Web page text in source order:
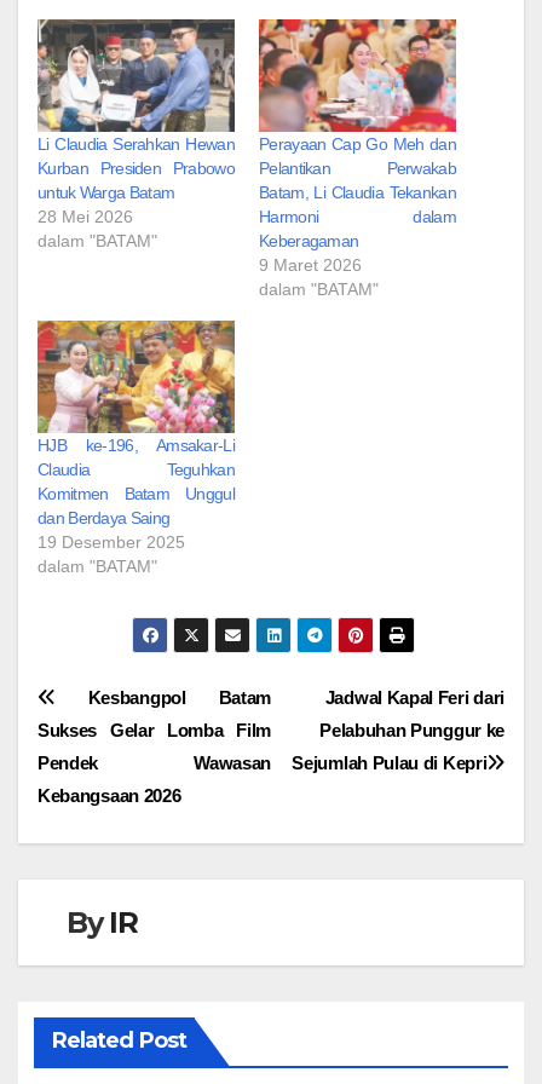
Li Claudia Serahkan Hewan
Kurban Presiden Prabowo
untuk Warga Batam
28 Mei 2026
dalam "BATAM"
Perayaan Cap Go Meh dan
Pelantikan Perwakab
Batam, Li Claudia Tekankan
Harmoni dalam
Keberagaman
9 Maret 2026
dalam "BATAM"
HJB ke-196, Amsakar-Li
Claudia Teguhkan
Komitmen Batam Unggul
dan Berdaya Saing
19 Desember 2025
dalam "BATAM"
Navigasi
pos
Jadwal Kapal Feri dari
Pelabuhan Punggur ke
Sejumlah Pulau di Kepri
Kesbangpol Batam
Sukses Gelar Lomba Film
Pendek Wawasan
Kebangsaan 2026
ByIR
Related Post